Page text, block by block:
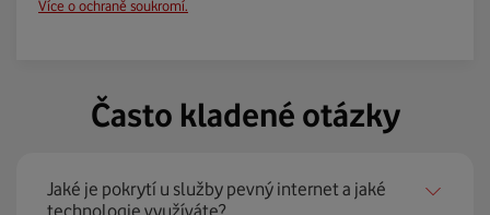
Více o ochraně soukromí.
Často kladené otázky
Jaké je pokrytí u služby pevný internet a jaké
technologie využíváte?